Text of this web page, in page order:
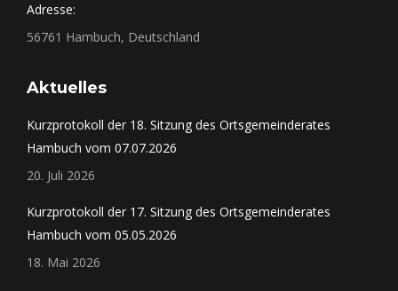
Adresse:
56761 Hambuch, Deutschland
Aktuelles
Kurzprotokoll der 18. Sitzung des Ortsgemeinderates
Hambuch vom 07.07.2026
20. Juli 2026
Kurzprotokoll der 17. Sitzung des Ortsgemeinderates
Hambuch vom 05.05.2026
18. Mai 2026